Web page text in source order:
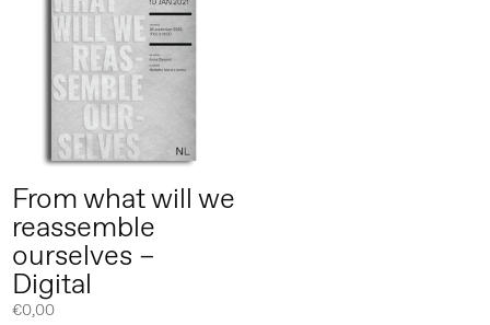
From what will we
reassemble
ourselves –
Digital
€0,00